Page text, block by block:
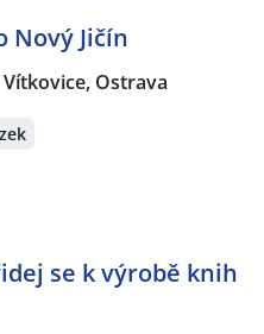
Nový Jičín
Vítkovice, Ostrava
se k výrobě knih